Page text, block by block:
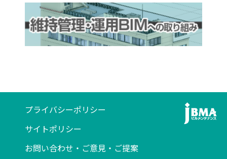
プライバシーポリシー
サイトポリシー
お問い合わせ・ご意見・ご提案